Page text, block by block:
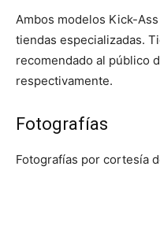
Ambos modelos Kick-
tiendas especializadas.
recomendado al público
respectivamente.
Fotografías
Fotografías por cortesía